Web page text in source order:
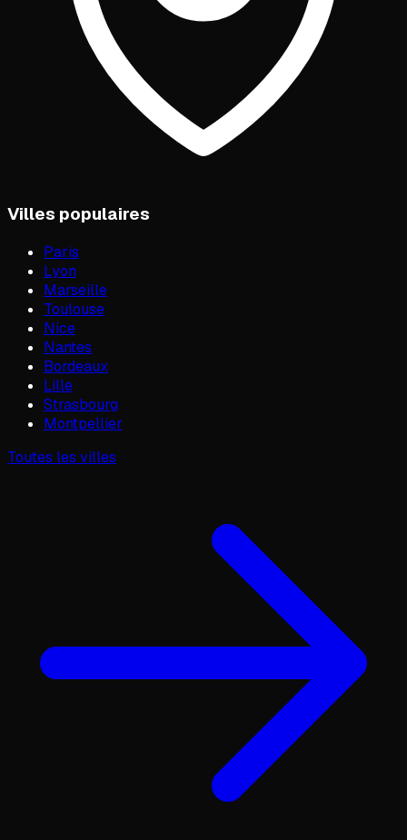
Villes populaires
Paris
Lyon
Marseille
Toulouse
Nice
Nantes
Bordeaux
Lille
Strasbourg
Montpellier
Toutes les villes